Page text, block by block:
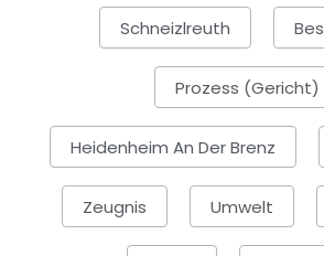
Schneizlreuth
Prozess (Gericht)
Heidenheim An Der Brenz
Zeugnis Umwelt